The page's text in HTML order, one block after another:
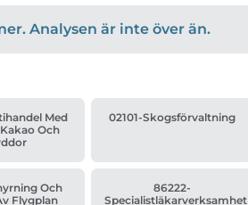
Analysen är inte över än.
Med
Kakao Och
02101-Skogsförvaltning
Och
Flygplan
86222-
Specialistläkarverksamhet